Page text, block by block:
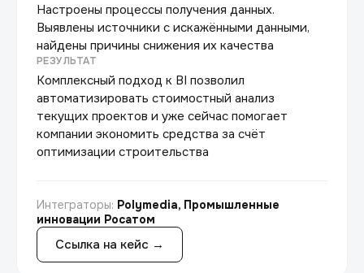
Настроены процессы получения данных.
Выявлены источники с искажёнными данными,
найдены причины снижения их качества
РЕЗУЛЬТАТ
Комплексный подход к BI позволил
автоматизировать стоимостный анализ
текущих проектов и уже сейчас помогает
компании экономить средства за счёт
оптимизации строительства
Интеграторы: Polymedia, Промышленные
инновации Росатом
Ссылка на кейс →